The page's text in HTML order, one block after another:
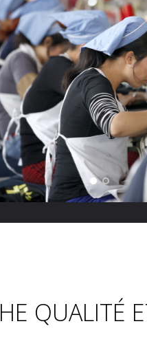
QUALITÉ